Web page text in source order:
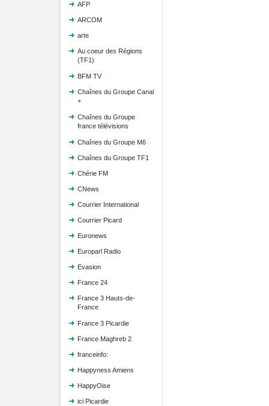
AFP
ARCOM
arte
Au coeur des Régions
(TF1)
BFM TV
Chaînes du Groupe Canal
+
Chaînes du Groupe
france télévisions
Chaînes du Groupe M6
Chaînes du Groupe TF1
Chérie FM
CNews
Courrier International
Courrier Picard
Euronews
Europarl Radio
Evasion
France 24
France 3 Hauts-de-
France
France 3 Picardie
France Maghreb 2
franceinfo:
Happyness Amiens
HappyOise
ici Picardie